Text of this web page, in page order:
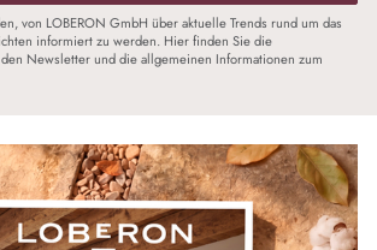
von LOBERON GmbH über aktuelle Trends rund um das
informiert zu werden. Hier finden Sie die
Newsletter und die allgemeinen Informationen zum